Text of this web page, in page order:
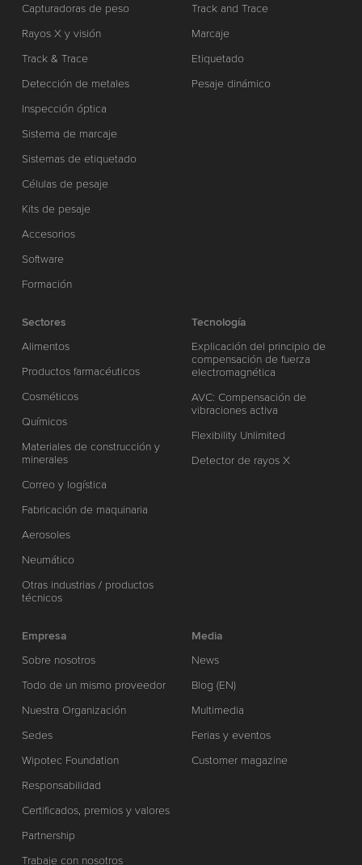
Capturadoras de peso
Rayos X y visión
Track & Trace
Detección de metales
Inspección óptica
Sistema de marcaje
Sistemas de etiquetado
Células de pesaje
Kits de pesaje
Accesorios
Software
Formación
Track and Trace
Marcaje
Etiquetado
Pesaje dinámico
Sectores
Alimentos
Productos farmacéuticos
Cosméticos
Químicos
Materiales de construcción y
minerales
Correo y logística
Fabricación de maquinaria
Aerosoles
Neumático
Otras industrias / productos
técnicos
Tecnología
Explicación del principio de
compensación de fuerza
electromagnética
AVC: Compensación de
vibraciones activa
Flexibility Unlimited
Detector de rayos X
Empresa
Sobre nosotros
Todo de un mismo proveedor
Nuestra Organización
Sedes
Wipotec Foundation
Responsabilidad
Certificados, premios y valores
Partnership
Trabaje con nosotros
Media
News
Blog (EN)
Multimedia
Ferias y eventos
Customer magazine